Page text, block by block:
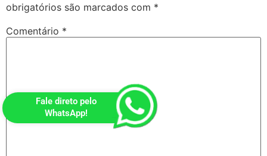
obrigatórios são marcados com *
Comentário *
Fale direto pelo
WhatsApp!